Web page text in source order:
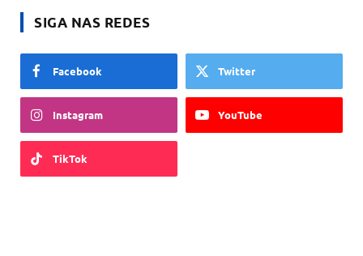
SIGA NAS REDES
Facebook Twitter
Instagram YouTube
TikTok